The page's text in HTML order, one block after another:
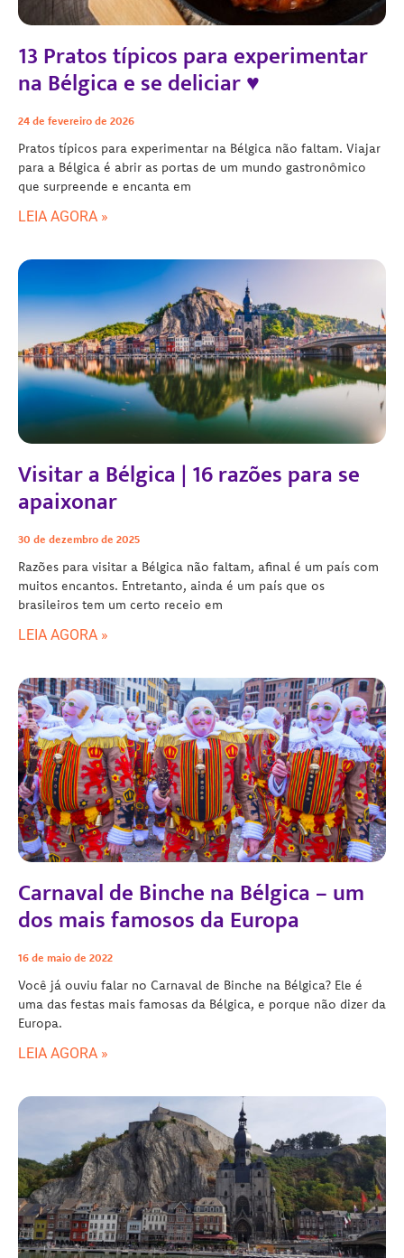
13 Pratos típicos para experimentar
na Bélgica e se deliciar ♥
24 de fevereiro de 2026
Pratos típicos para experimentar na Bélgica não faltam. Viajar
para a Bélgica é abrir as portas de um mundo gastronômico
que surpreende e encanta em
LEIA AGORA »
Visitar a Bélgica | 16 razões para se
apaixonar
30 de dezembro de 2025
Razões para visitar a Bélgica não faltam, afinal é um país com
muitos encantos. Entretanto, ainda é um país que os
brasileiros tem um certo receio em
LEIA AGORA »
Carnaval de Binche na Bélgica – um
dos mais famosos da Europa
16 de maio de 2022
Você já ouviu falar no Carnaval de Binche na Bélgica? Ele é
uma das festas mais famosas da Bélgica, e porque não dizer da
Europa.
LEIA AGORA »